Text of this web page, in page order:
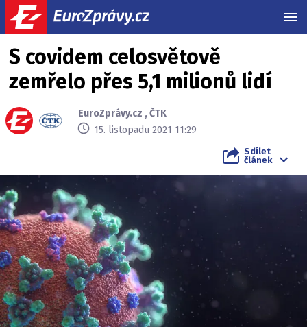
S covidem celosvětově
zemřelo přes 5,1 milionů lidí
EuroZprávy.cz ,ČTK
15. listopadu 2021 11:29
Sdílet
článek